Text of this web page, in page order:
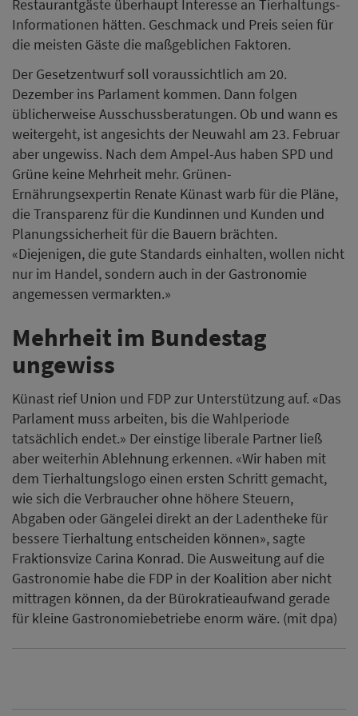
Restaurantgäste überhaupt Interesse an Tierhaltungs-
Informationen hätten. Geschmack und Preis seien für
die meisten Gäste die maßgeblichen Faktoren.
Der Gesetzentwurf soll voraussichtlich am 20.
Dezember ins Parlament kommen. Dann folgen
üblicherweise Ausschussberatungen. Ob und wann es
weitergeht, ist angesichts der Neuwahl am 23. Februar
aber ungewiss. Nach dem Ampel-Aus haben SPD und
Grüne keine Mehrheit mehr. Grünen-
Ernährungsexpertin Renate Künast warb für die Pläne,
die Transparenz für die Kundinnen und Kunden und
Planungssicherheit für die Bauern brächten.
«Diejenigen, die gute Standards einhalten, wollen nicht
nur im Handel, sondern auch in der Gastronomie
angemessen vermarkten.»
Mehrheit im Bundestag
ungewiss
Künast rief Union und FDP zur Unterstützung auf. «Das
Parlament muss arbeiten, bis die Wahlperiode
tatsächlich endet.» Der einstige liberale Partner ließ
aber weiterhin Ablehnung erkennen. «Wir haben mit
dem Tierhaltungslogo einen ersten Schritt gemacht,
wie sich die Verbraucher ohne höhere Steuern,
Abgaben oder Gängelei direkt an der Ladentheke für
bessere Tierhaltung entscheiden können», sagte
Fraktionsvize Carina Konrad. Die Ausweitung auf die
Gastronomie habe die FDP in der Koalition aber nicht
mittragen können, da der Bürokratieaufwand gerade
für kleine Gastronomiebetriebe enorm wäre. (mit dpa)